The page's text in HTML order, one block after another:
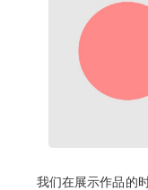
我们在展示作品的